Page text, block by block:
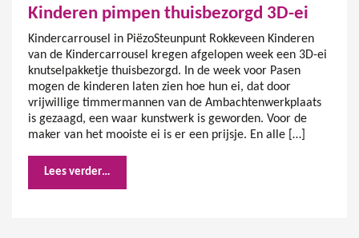
Kinderen pimpen thuisbezorgd 3D-ei
Kindercarrousel in PiëzoSteunpunt Rokkeveen Kinderen
van de Kindercarrousel kregen afgelopen week een 3D-ei
knutselpakketje thuisbezorgd. In de week voor Pasen
mogen de kinderen laten zien hoe hun ei, dat door
vrijwillige timmermannen van de Ambachtenwerkplaats
is gezaagd, een waar kunstwerk is geworden. Voor de
maker van het mooiste ei is er een prijsje. En alle […]
Lees verder…